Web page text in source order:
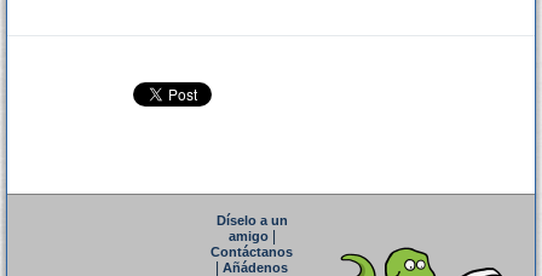
Díselo a un
amigo|
Contáctanos
Añádenos